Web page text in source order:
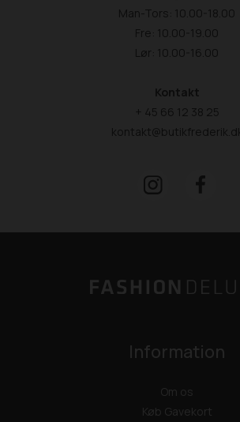
Man-Tors: 10.00-18.00
Fre: 10.00-19.00
Lør: 10.00-16.00
Kontakt
+ 45 66 12 38 25
kontakt@butikfrederik.dk
Information
Om os
Køb Gavekort